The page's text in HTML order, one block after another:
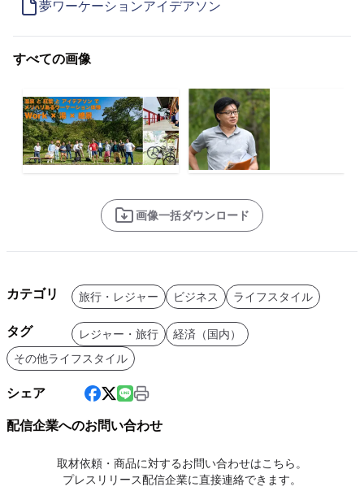
夢ワーケーションアイデアソン
すべての画像
画像一括ダウンロード
カテゴリ 旅行・レジャー ビジネス ライフスタイル
タグ レジャー・旅行
経済（国内）
その他ライフスタイル
シェア
配信企業へのお問い合わせ
取材依頼・商品に対するお問い合わせはこちら。
プレスリリース配信企業に直接連絡できます。